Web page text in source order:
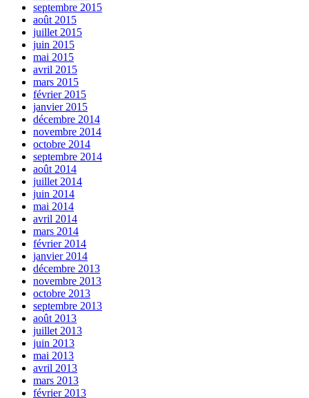
septembre 2015
août 2015
juillet 2015
juin 2015
mai 2015
avril 2015
mars 2015
février 2015
janvier 2015
décembre 2014
novembre 2014
octobre 2014
septembre 2014
août 2014
juillet 2014
juin 2014
mai 2014
avril 2014
mars 2014
février 2014
janvier 2014
décembre 2013
novembre 2013
octobre 2013
septembre 2013
août 2013
juillet 2013
juin 2013
mai 2013
avril 2013
mars 2013
février 2013